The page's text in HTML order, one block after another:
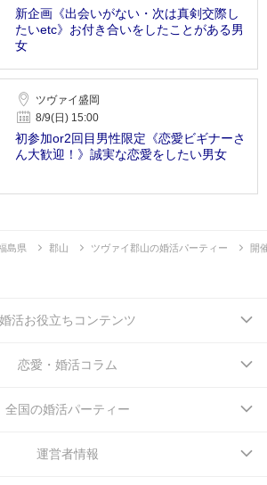
新企画《出会いがない・次は真剣交際し
たいetc》お付き合いをしたことがある男
女
ツヴァイ盛岡
8/9(日) 15:00
初参加or2回目男性限定《恋愛ビギナーさ
ん大歓迎！》誠実な恋愛をしたい男女
島県 郡山 ツヴァイ郡山の婚活パーティー 開
婚活お役立ちコンテンツ
恋愛・婚活コラム
全国の婚活パーティー
運営者情報